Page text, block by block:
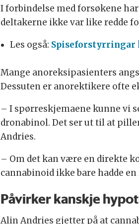
I forbindelse med forsøkene
deltakerne ikke var like redde
Les også: Spiseforstyrringar
Mange anoreksipasienters
Dessuten er anorektikere ofte
– I spørreskjemaene kunne vi
dronabinol. Det ser ut til at
Andries.
– Om det kan være en direkte
cannabinoid ikke bare hadde
Påvirker kanskje
Alin Andries gjetter på at